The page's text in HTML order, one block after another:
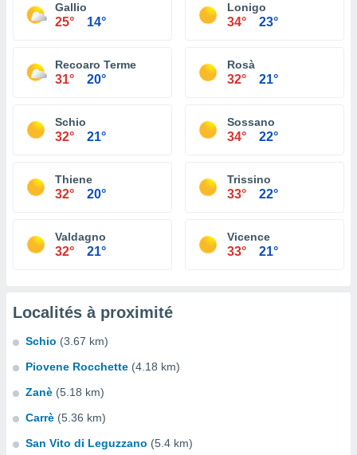
Gallio
25° 14°
Lonigo
34° 23°
Recoaro Terme
31° 20°
Rosà
32° 21°
Schio
32° 21°
Sossano
34° 22°
Thiene
32° 20°
Trissino
33° 22°
Valdagno
32° 21°
Vicence
33° 21°
Localités à proximité
Schio (3.67 km)
Piovene Rocchette (4.18 km)
Zanè (5.18 km)
Carrè (5.36 km)
San Vito di Leguzzano (5.4 km)